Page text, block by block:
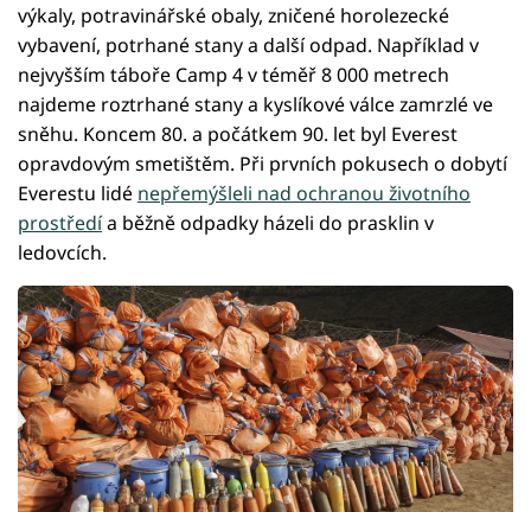
výkaly, potravinářské obaly, zničené horolezecké
vybavení, potrhané stany a další odpad. Například v
nejvyšším táboře Camp 4 v téměř 8 000 metrech
najdeme roztrhané stany a kyslíkové válce zamrzlé ve
sněhu. Koncem 80. a počátkem 90. let byl Everest
opravdovým smetištěm. Při prvních pokusech o dobytí
Everestu lidé nepřemýšleli nad ochranou životního
prostředía běžně odpadky házeli do prasklin v
ledovcích.